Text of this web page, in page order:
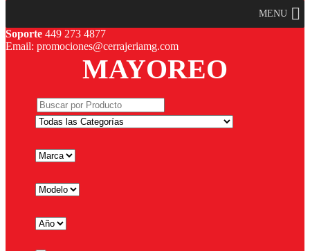
MENU
Soporte 449 273 4877
Email: promociones@cerrajeriamg.com
MAYOREO